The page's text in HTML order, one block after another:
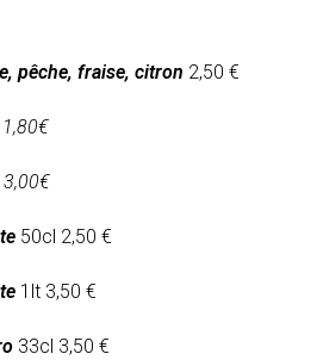
pêche, fraise, citron 2,50 €
3,00€
50cl 2,50 €
1lt 3,50 €
33cl 3,50 €